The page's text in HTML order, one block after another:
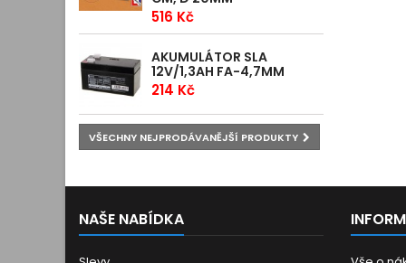
516 Kč
AKUMULÁTOR SLA
12V/1,3AH FA-4,7MM
214 Kč
VŠECHNY NEJPRODÁVANĚJŠÍ PRODUKTY
NAŠE NABÍDKA